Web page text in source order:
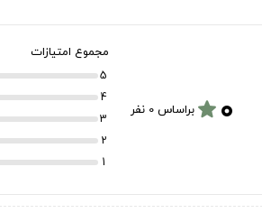
۰ starبراساس 0 نفر
مجموع امتیازات
5
4
3
2
1